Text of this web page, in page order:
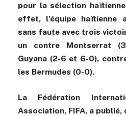
pour la sélection
effet, l’équipe haïtienne
sans faute avec trois
un contre Montserrat
Guyana (2-6 et 6-0),
les Bermudes (0-0).
La Fédération
Association, FIFA, a